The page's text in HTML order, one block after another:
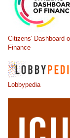
Citizens' Dashboard
Finance
Lobbypedia